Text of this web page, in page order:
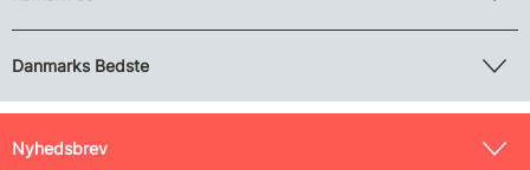
Danmarks Bedste
Nyhedsbrev